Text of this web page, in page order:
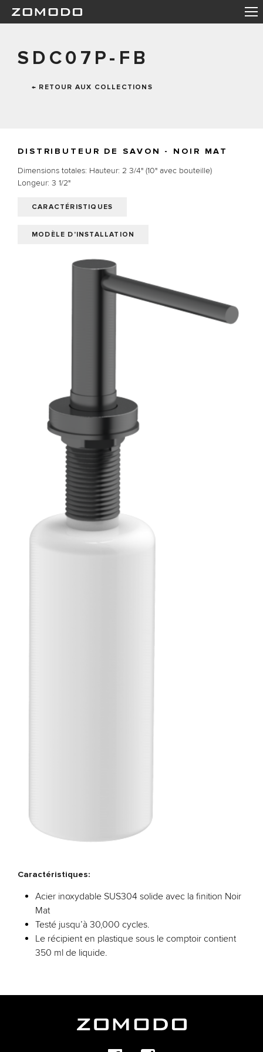
SDC07P-FB
← RETOUR AUX COLLECTIONS
Caractéristiques:
Acier inoxydable SUS304 solide avec la finition Noir
Mat
Testé jusqu’à 30,000 cycles.
Le récipient en plastique sous le comptoir contient
350 ml de liquide.
DISTRIBUTEUR DE SAVON - NOIR MAT
Dimensions totales: Hauteur: 2 3/4" (10" avec bouteille)
Longeur: 3 1/2"
CARACTÉRISTIQUES
MODÈLE D'INSTALLATION